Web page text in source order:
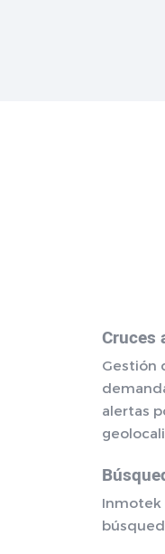
Cruces
Gestión
alertas
Inmotek